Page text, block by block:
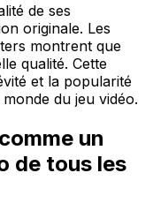
de ses
originale. Les
montrent que
qualité. Cette
et la popularité
du jeu vidéo.
un
de tous les